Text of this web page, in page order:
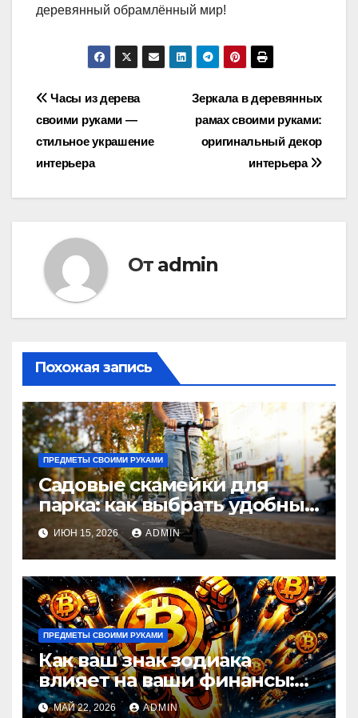
деревянный обрамлённый мир!
Навигация
по
записям
Зеркала в деревянных
рамах своими руками:
оригинальный декор
интерьера
Часы из дерева
своими руками —
стильное украшение
интерьера
От admin
Похожая запись
ПРЕДМЕТЫ СВОИМИ РУКАМИ
Садовые скамейки для
парка: как выбрать удобные
и долговечные модели
Madmetal.ru
ИЮН 15, 2026 ADMIN
ПРЕДМЕТЫ СВОИМИ РУКАМИ
Как ваш знак зодиака
влияет на ваши финансы:
астрологический прогноз
МАЙ 22, 2026 ADMIN